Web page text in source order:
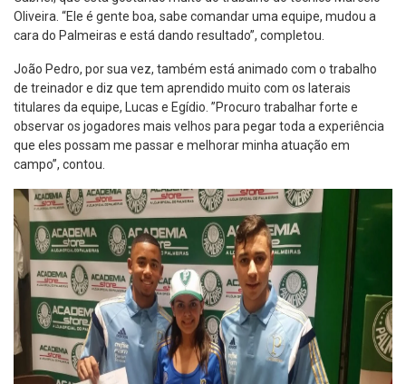
Oliveira. “Ele é gente boa, sabe comandar uma equipe, mudou a
cara do Palmeiras e está dando resultado”, completou.
João Pedro, por sua vez, também está animado com o trabalho
de treinador e diz que tem aprendido muito com os laterais
titulares da equipe, Lucas e Egídio. ”Procuro trabalhar forte e
observar os jogadores mais velhos para pegar toda a experiência
que eles possam me passar e melhorar minha atuação em
campo”, contou.